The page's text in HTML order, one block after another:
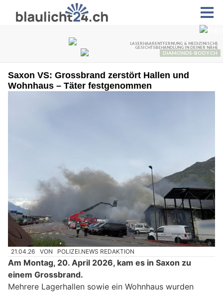
Saxon VS: Grossbrand zerstört Hallen und
Wohnhaus – Täter festgenommen
21.04.26 VON POLIZEI.NEWS REDAKTION
Am Montag, 20. April 2026, kam es in Saxon zu
einem Grossbrand.
Mehrere Lagerhallen sowie ein Wohnhaus wurden